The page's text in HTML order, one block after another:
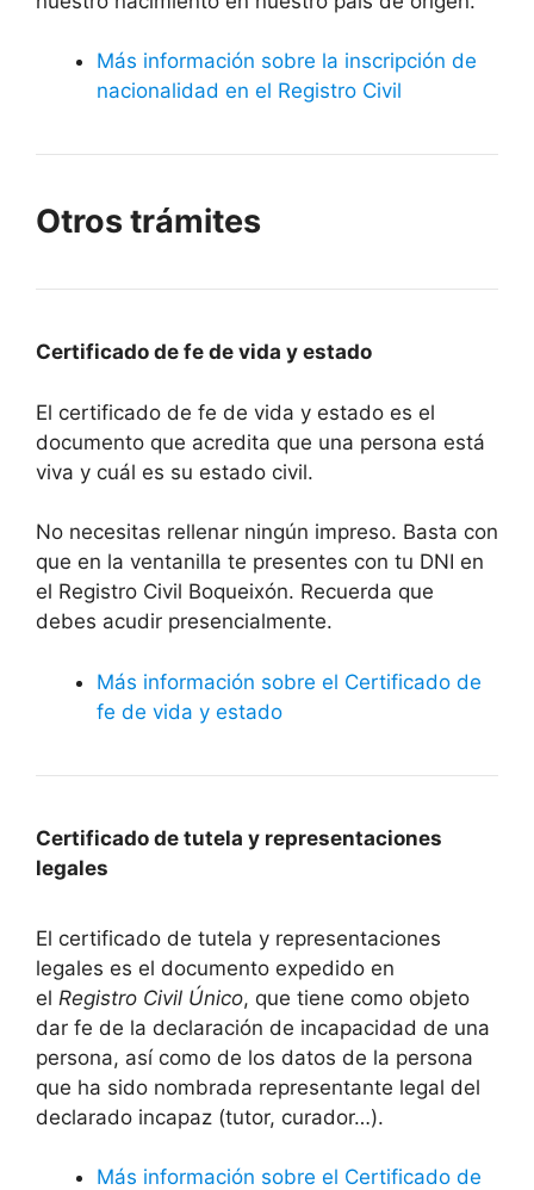
Más información sobre la inscripción de
nacionalidad en el Registro Civil
Otros trámites
Certificado de fe de vida y estado
El certificado de fe de vida y estado es el
documento que acredita que una persona está
viva y cuál es su estado civil.
No necesitas rellenar ningún impreso. Basta con
que en la ventanilla te presentes con tu DNI en
el Registro Civil Boqueixón. Recuerda que
debes acudir presencialmente.
Más información sobre el Certificado de
fe de vida y estado
Certificado de tutela y representaciones
legales
El certificado de tutela y representaciones
legales es el documento expedido en
el Registro Civil Único, que tiene como objeto
dar fe de la declaración de incapacidad de una
persona, así como de los datos de la persona
que ha sido nombrada representante legal del
declarado incapaz (tutor, curador…).
Más información sobre el Certificado de